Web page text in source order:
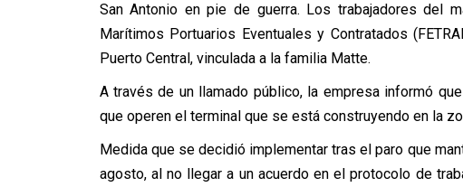
San Antonio en pie de guerra. Los trabajadores del
Marítimos Portuarios Eventuales y Contratados
Puerto Central, vinculada a la familia Matte.
A través de un llamado público, la empresa informó
que operen el terminal que se está construyendo en la
Medida que se decidió implementar tras el paro que
agosto, al no llegar a un acuerdo en el protocolo de